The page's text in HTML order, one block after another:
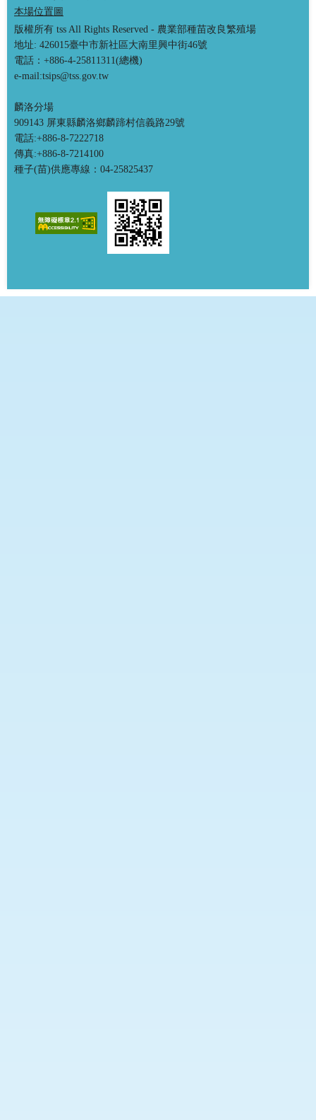
本場位置圖
版權所有 tss All Rights Reserved - 農業部種苗改良繁殖場
地址: 426015臺中市新社區大南里興中街46號
電話：+886-4-25811311(總機)
e-mail:tsips@tss.gov.tw
麟洛分場
909143 屏東縣麟洛鄉麟蹄村信義路29號
電話:+886-8-7222718
傳真:+886-8-7214100
種子(苗)供應專線：04-25825437